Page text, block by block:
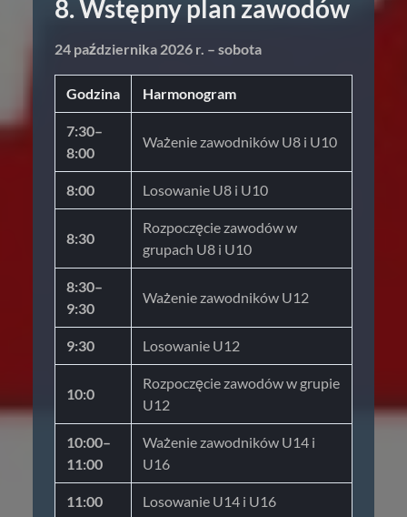
8. Wstępny plan zawodów
24 października 2026 r. – sobota
Godzina Harmonogram
7:30–
8:00
Ważenie zawodników U8 i U10
8:00 Losowanie U8 i U10
8:30
Rozpoczęcie zawodów w
grupach U8 i U10
8:30–
9:30
Ważenie zawodników U12
9:30 Losowanie U12
10:0
Rozpoczęcie zawodów w grupie
U12
10:00–
11:00
Ważenie zawodników U14 i
U16
11:00 Losowanie U14 i U16